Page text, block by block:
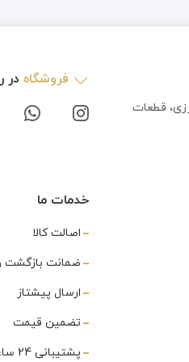
قطعات
فروشگاه در
خدمات ما
اصالت کالا
ضمانت بازگشت
ارسال پیشتاز
تضمین قیمت
پشتیبانی 24 ساعته